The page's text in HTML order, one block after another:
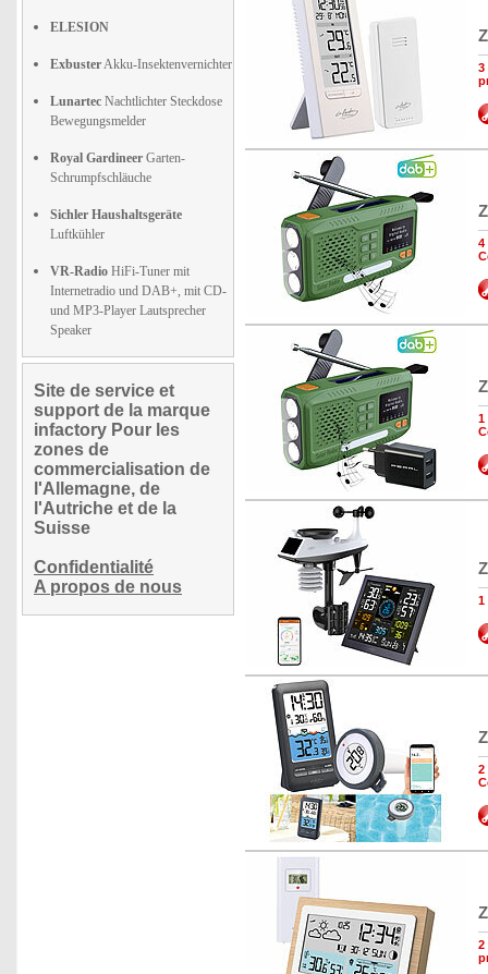
ELESION
ExbusterAkku-Insektenvernichter
Lunartec Nachtlichter Steckdose
Bewegungsmelder
Royal Gardineer Garten-
Schrumpfschläuche
Sichler Haushaltsgeräte
Luftkühler
VR-Radio HiFi-Tuner mit
Internetradio und DAB+, mit CD-
und MP3-Player Lautsprecher
Speaker
Site de service et
support de la marque
infactory Pour les
zones de
commercialisation de
l'Allemagne, de
l'Autriche et de la
Suisse
Confidentialité
A propos de nous
3
4
1
1
2
2